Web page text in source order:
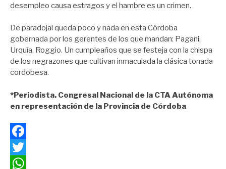
desempleo causa estragos y el hambre es un crimen.
De paradojal queda poco y nada en esta Córdoba
gobernada por los gerentes de los que mandan: Pagani,
Urquía, Roggio. Un cumpleaños que se festeja con la chispa
de los negrazones que cultivan inmaculada la clásica tonada
cordobesa.
*Periodista. Congresal Nacional de la CTA Autónoma
en representación de la Provincia de Córdoba
Facebook
Twitter